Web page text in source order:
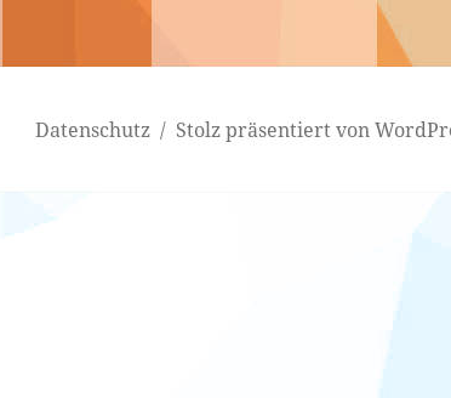
Datenschutz Stolz präsentiert von